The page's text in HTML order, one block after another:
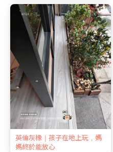
英倫灰橡｜孩子在地上玩，媽
媽終於能放心